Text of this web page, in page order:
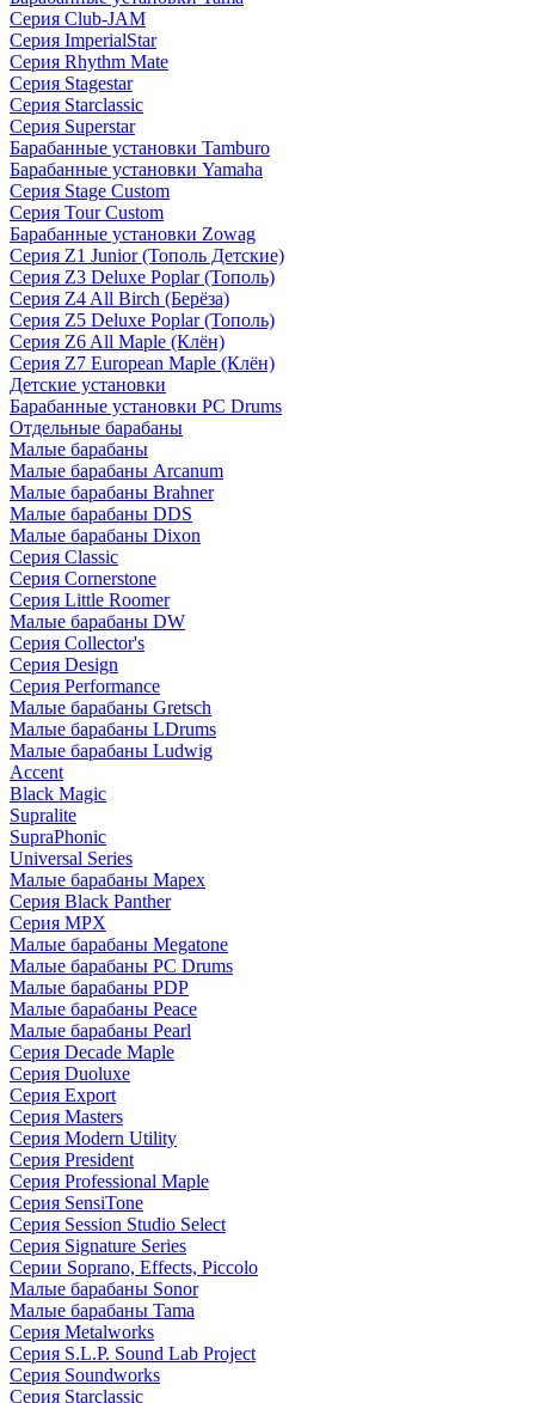
Серия Club-JAM
Серия ImperialStar
Серия Rhythm Mate
Серия Stagestar
Серия Starclassic
Серия Superstar
Барабанные установки Tamburo
Барабанные установки Yamaha
Серия Stage Custom
Серия Tour Custom
Барабанные установки Zowag
Серия Z1 Junior (Тополь Детские)
Серия Z3 Deluxe Poplar (Тополь)
Серия Z4 All Birch (Берёза)
Серия Z5 Deluxe Poplar (Тополь)
Серия Z6 All Maple (Клён)
Серия Z7 European Maple (Клён)
Детские установки
Барабанные установки PC Drums
Отдельные барабаны
Малые барабаны
Малые барабаны Arcanum
Малые барабаны Brahner
Малые барабаны DDS
Малые барабаны Dixon
Серия Classic
Серия Cornerstone
Серия Little Roomer
Малые барабаны DW
Серия Collector's
Серия Design
Серия Performance
Малые барабаны Gretsch
Малые барабаны LDrums
Малые барабаны Ludwig
Accent
Black Magic
Supralite
SupraPhonic
Universal Series
Малые барабаны Mapex
Серия Black Panther
Серия MPX
Малые барабаны Megatone
Малые барабаны PC Drums
Малые барабаны PDP
Малые барабаны Peace
Малые барабаны Pearl
Серия Decade Maple
Серия Duoluxe
Серия Export
Серия Masters
Серия Modern Utility
Серия President
Серия Professional Maple
Серия SensiTone
Серия Session Studio Select
Серия Signature Series
Серии Soprano, Effects, Piccolo
Малые барабаны Sonor
Малые барабаны Tama
Серия Metalworks
Серия S.L.P. Sound Lab Project
Серия Soundworks
Серия Starclassic